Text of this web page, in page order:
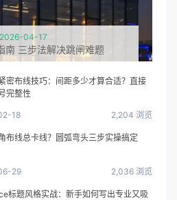
2026-04-17
南 三步法解决跳闸难题
密布线技巧：间距多少才算合适？直接
完整性
18 2,204 浏览
布线总卡线？圆弧弯头三步实操搞定
29 2,036 浏览
标题风格实战：新手如何写出专业又吸